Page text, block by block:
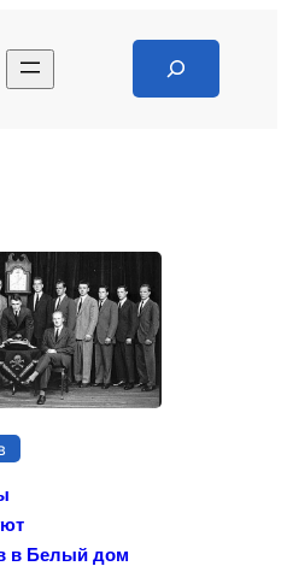
в Белый дом